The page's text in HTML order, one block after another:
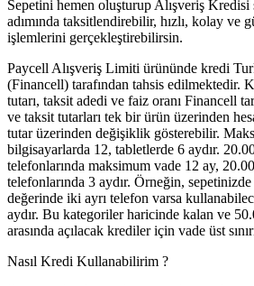
Sepetini hemen oluşturup Alışveriş Kredisi
adımında taksitlendirebilir, hızlı, kolay ve
işlemlerini gerçekleştirebilirsin.
Paycell Alışveriş Limiti ürününde kredi
(Financell) tarafından tahsis edilmektedir.
tutarı, taksit adedi ve faiz oranı Financell
ve taksit tutarları tek bir ürün üzerinden
tutar üzerinden değişiklik gösterebilir.
bilgisayarlarda 12, tabletlerde 6 aydır.
telefonlarında maksimum vade 12 ay,
telefonlarında 3 aydır. Örneğin,
değerinde iki ayrı telefon varsa
aydır. Bu kategoriler haricinde kalan ve
arasında açılacak krediler için vade üst
Nasıl Kredi Kullanabilirim ?